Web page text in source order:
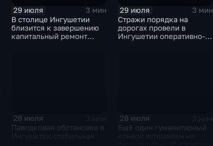
29 июля
3 мин
В столице Ингушетии
близится к завершению
капитальный ремонт
29 июля
3 мин
Стражи порядка на
дорогах провели в
Ингушетии оперативно-
28 июля
Паводковая обстановка в
28 июля
Ещё один гуманитарный